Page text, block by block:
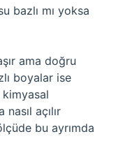
bazlı mı yoksa
ama doğru
boyalar ise
kimyasal
açılır
bu ayrımda